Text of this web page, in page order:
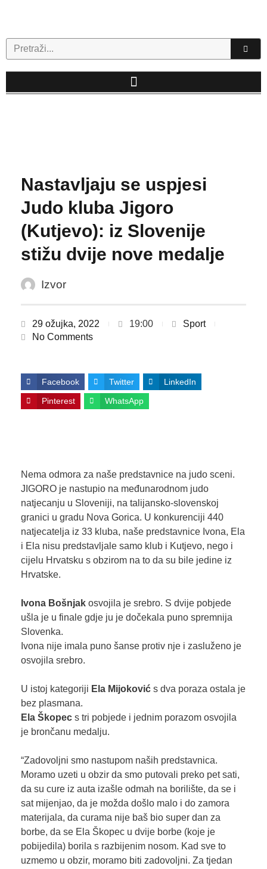
Search
Nastavljaju se uspjesi
Judo kluba Jigoro
(Kutjevo): iz Slovenije
stižu dvije nove medalje
Izvor
29 ožujka, 2022 19:00
Sport
No Comments
Facebook Twitter LinkedIn
Pinterest WhatsApp
Nema odmora za naše predstavnice na judo sceni.
JIGORO je nastupio na međunarodnom judo
natjecanju u Sloveniji, na talijansko-slovenskoj
granici u gradu Nova Gorica. U konkurenciji 440
natjecatelja iz 33 kluba, naše predstavnice Ivona, Ela
i Ela nisu predstavljale samo klub i Kutjevo, nego i
cijelu Hrvatsku s obzirom na to da su bile jedine iz
Hrvatske.
Ivona Bošnjakosvojila je srebro. S dvije pobjede
ušla je u finale gdje ju je dočekala puno spremnija
Slovenka.
Ivona nije imala puno šanse protiv nje i zasluženo je
osvojila srebro.
U istoj kategoriji Ela Mijokovićs dva poraza ostala je
bez plasmana.
Ela Škopecs tri pobjede i jednim porazom osvojila
je brončanu medalju.
“Zadovoljni smo nastupom naših predstavnica.
Moramo uzeti u obzir da smo putovali preko pet sati,
da su cure iz auta izašle odmah na borilište, da se i
sat mijenjao, da je možda došlo malo i do zamora
materijala, da curama nije baš bio super dan za
borbe, da se Ela Škopec u dvije borbe (koje je
pobijedila) borila s razbijenim nosom. Kad sve to
uzmemo u obzir, moramo biti zadovoljni. Za tjedan